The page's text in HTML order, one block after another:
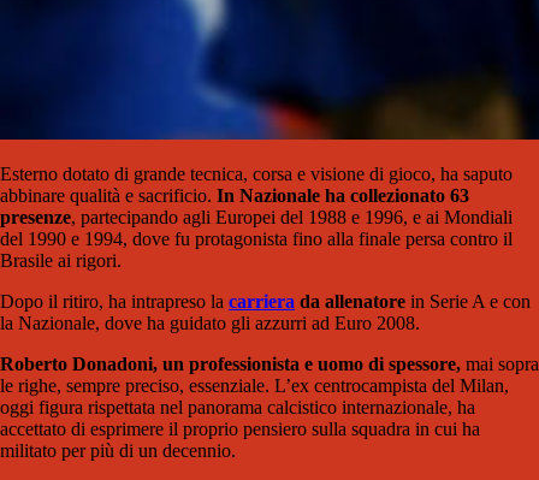
Esterno dotato di grande tecnica, corsa e visione di gioco, ha saputo
abbinare qualità e sacrificio. In Nazionale ha collezionato 63
presenze, partecipando agli Europei del 1988 e 1996, e ai Mondiali
del 1990 e 1994, dove fu protagonista fino alla finale persa contro il
Brasile ai rigori.
Dopo il ritiro, ha intrapreso la carriera da allenatore in Serie A e con
la Nazionale, dove ha guidato gli azzurri ad Euro 2008.
Roberto Donadoni, un professionista e uomo di spessore, mai sopra
le righe, sempre preciso, essenziale. L’ex centrocampista del Milan,
oggi figura rispettata nel panorama calcistico internazionale, ha
accettato di esprimere il proprio pensiero sulla squadra in cui ha
militato per più di un decennio.